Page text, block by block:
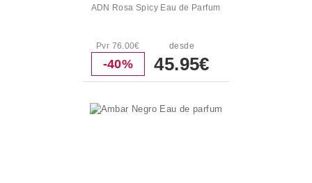
ADN Rosa Spicy Eau de Parfum
Pvr 76.00€
-40%
desde
45.95€